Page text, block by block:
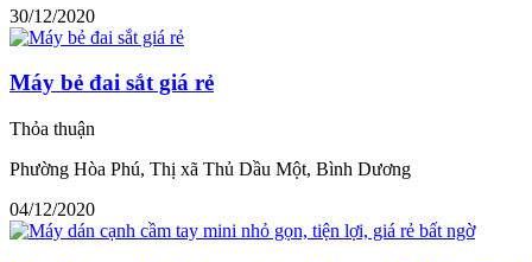
30/12/2020
Máy bẻ đai sắt giá rẻ
Thỏa thuận
Phường Hòa Phú, Thị xã Thủ Dầu Một, Bình Dương
04/12/2020